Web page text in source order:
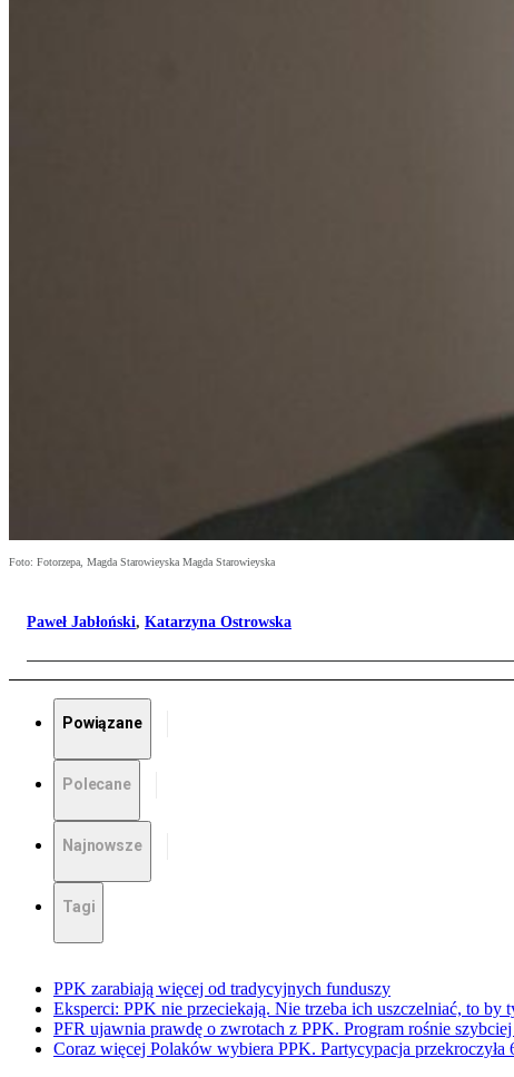
Foto: Fotorzepa, Magda Starowieyska Magda Starowieyska
Paweł Jabłoński, Katarzyna Ostrowska
Powiązane
Polecane
Najnowsze
Tagi
PPK zarabiają więcej od tradycyjnych funduszy
Eksperci: PPK nie przeciekają. Nie trzeba ich uszczelniać, to by
PFR ujawnia prawdę o zwrotach z PPK. Program rośnie
Coraz więcej Polaków wybiera PPK. Partycypacja przekroczyła